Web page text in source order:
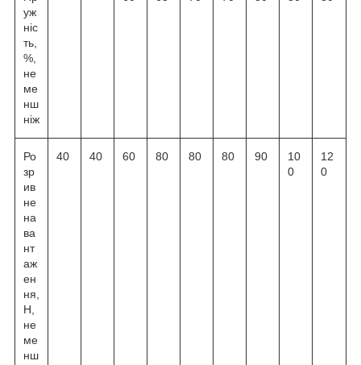
уж
ніс
ть,
%,
не
ме
нш
ніж
Ро
зр
ив
не
на
ва
нт
аж
ен
ня,
Н,
не
ме
нш
40 40 60 80 80 80 90
10
0
12
0